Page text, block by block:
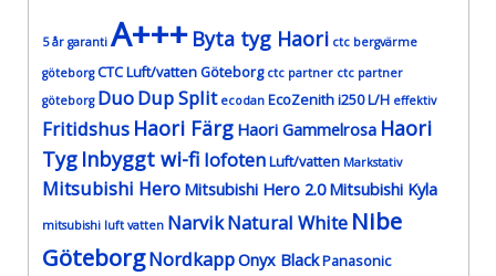
5 år garanti A+++ Byta tyg Haori ctc bergvärme
göteborg CTC Luft/vatten Göteborg ctc partner ctc partner
göteborg DuoDup Split ecodan EcoZenith i250 L/H effektiv
Fritidshus Haori Färg Haori Gammelrosa Haori
Tyg Inbyggt wi-fi lofotenLuft/vatten Markstativ
Mitsubishi Hero Mitsubishi Hero 2.0 Mitsubishi Kyla
mitsubishi luft vatten NarvikNatural White Nibe
GöteborgNordkappOnyx BlackPanasonic